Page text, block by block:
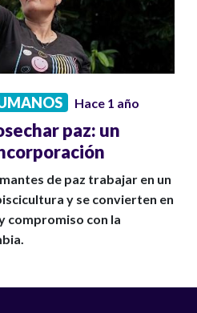
Hace 1 año
paz: un
de paz trabajar en un
y se convierten en
compromiso con la